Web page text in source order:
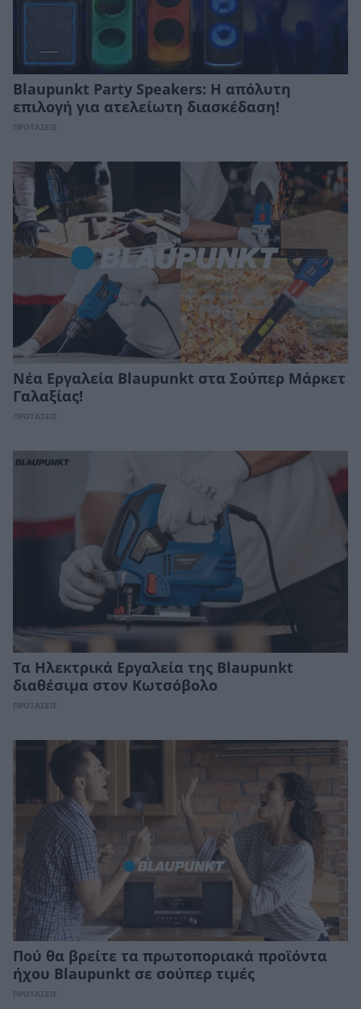
Blaupunkt Party Speakers: Η απόλυτη
επιλογή για ατελείωτη διασκέδαση!
ΠΡΟΤΑΣΕΙΣ
Νέα Εργαλεία Blaupunkt στα Σούπερ Μάρκετ
Γαλαξίας!
ΠΡΟΤΑΣΕΙΣ
Τα Ηλεκτρικά Εργαλεία της Blaupunkt
διαθέσιμα στον Κωτσόβολο
ΠΡΟΤΑΣΕΙΣ
Πού θα βρείτε τα πρωτοποριακά προϊόντα
ήχου Blaupunkt σε σούπερ τιμές
ΠΡΟΤΑΣΕΙΣ